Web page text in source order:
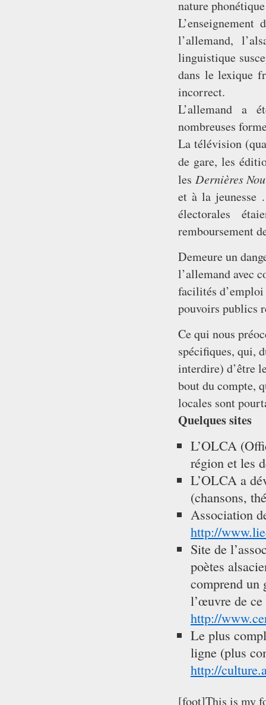
nature
l’allemand,
linguistique
dans le lexique
incorrect.
L’allemand a
nombreuses
La télévision
de gare, les
les Dernières
et à la jeunesse
électorales
remboursement
Demeure un
l’allemand avec
facilités d’emploi
pouvoirs publics
Ce qui nous
spécifiques, qui,
interdire) d’être
bout du compte,
locales sont
Quelques sites
L’OLCA
région et les
L’OLCA a
(chansons,
Association
http://
Site de
poètes
comprend un
l’œuvre de ce
http://
Le plus
ligne (plus
http://
[foot]This is my